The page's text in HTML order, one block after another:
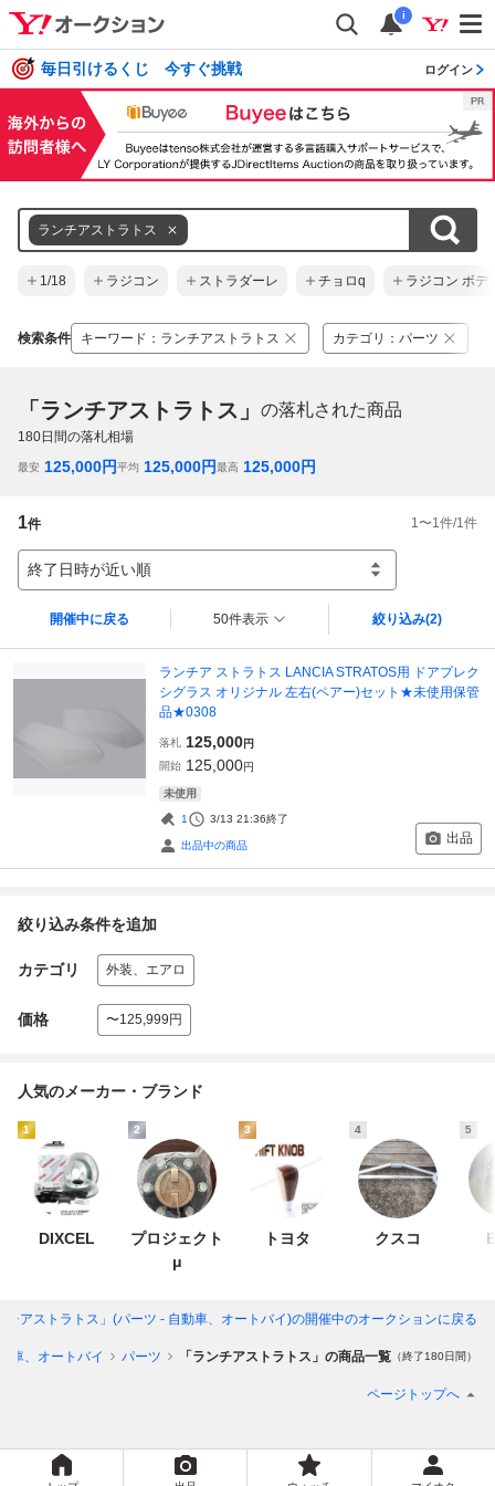
i
毎日引けるくじ 今すぐ挑戦 ログイン
ランチアストラトス
1/18 ラジコン ストラダーレ チョロq ラジコン ボデ
検索条件 キーワード ： ランチアストラトス カテゴリ ： パーツ
「ランチアストラトス」 の落札された商品
180日間の落札相場
最安 125,000円平均 125,000円最高 125,000円
1件 1 〜1 件/1 件
終了日時が近い順
開催中に戻る 50件表示 絞り込み(2)
ランチア ストラトス LANCIA STRATOS用 ドアプレク
シグラス オリジナル 左右(ペアー)セット★未使用保管
品★0308
落札 125,000円
開始 125,000円
未使用
1 3/13 21:36終了
出品中の商品 出品
絞り込み条件を追加
カテゴリ 外装、エアロ
価格 〜125,999円
人気のメーカー・ブランド
1
DIXCEL
2
プロジェクト
μ
3
トヨタ
4
クスコ
5
チアストラトス」(パーツ - 自動車、オートバイ)の開催中のオークションに戻る
車、オートバイ パーツ 「ランチアストラトス」の商品一覧 （終了180日間）
ページトップへ